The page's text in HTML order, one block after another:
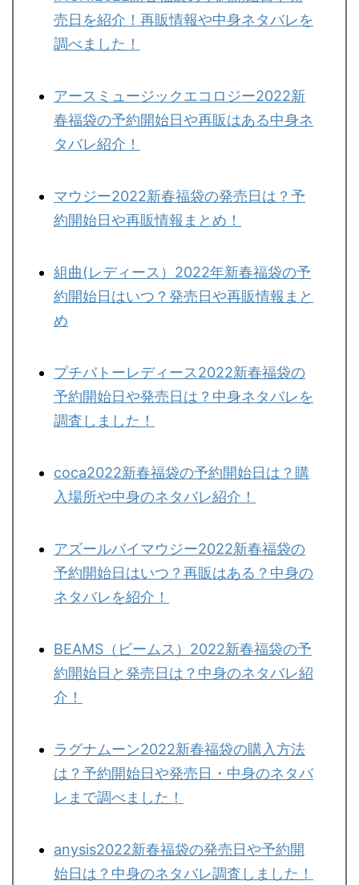
売日を紹介！再販情報や中身ネタバレを
調べました！
アースミュージックエコロジー2022新
春福袋の予約開始日や再販はある中身ネ
タバレ紹介！
マウジー2022新春福袋の発売日は？予
約開始日や再販情報まとめ！
組曲(レディース）2022年新春福袋の予
約開始日はいつ？発売日や再販情報まと
め
プチバトーレディース2022新春福袋の
予約開始日や発売日は？中身ネタバレを
調査しました！
coca2022新春福袋の予約開始日は？購
入場所や中身のネタバレ紹介！
アズールバイマウジー2022新春福袋の
予約開始日はいつ？再販はある？中身の
ネタバレを紹介！
BEAMS（ビームス）2022新春福袋の予
約開始日と発売日は？中身のネタバレ紹
介！
ラグナムーン2022新春福袋の購入方法
は？予約開始日や発売日・中身のネタバ
レまで調べました！
anysis2022新春福袋の発売日や予約開
始日は？中身のネタバレ調査しました！